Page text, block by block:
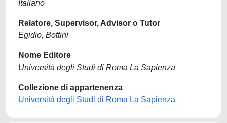
Italiano
Relatore, Supervisor, Advisor o Tutor
Egidio, Bottini
Nome Editore
Università degli Studi di Roma La Sapienza
Collezione di appartenenza
Università degli Studi di Roma La Sapienza